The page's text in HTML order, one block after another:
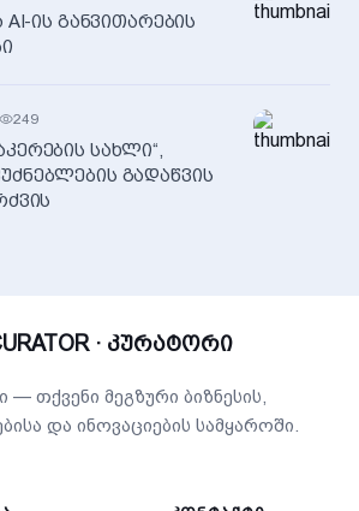
ის განვითარების
249
სახლი“,
გადაწვის
· კურატორი
თქვენი მეგზური ბიზნესის,
და ინოვაციების სამყაროში.